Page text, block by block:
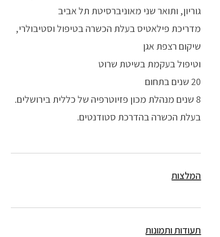
גוריון, ותואר שני מאוניברסיטת תל אביב
מדריכת פילאטיס בעלת הכשרה בטיפול וסטיבולרי,
שיקום רצפת אגן
וטיפול בעקמת בשיטת שרוט
20 שנים בתחום
8 שנים מנהלת מכון פזיוטרפיה של כללית בירושלים.
בעלת הכשרה בהדרכת סטודנטים.
המלצות
תעודות ותמונות